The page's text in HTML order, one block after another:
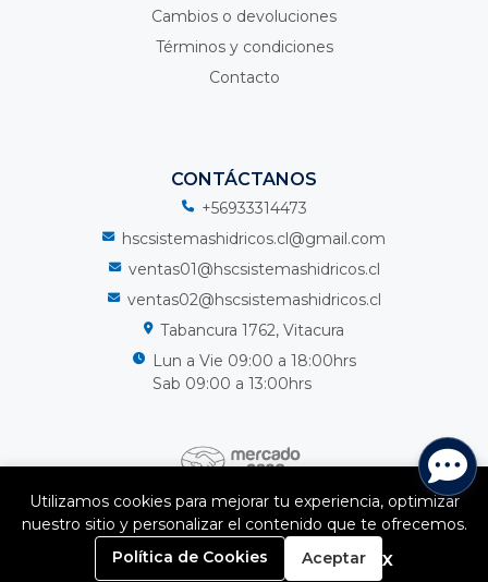
Cambios o devoluciones
Términos y condiciones
Contacto
CONTÁCTANOS
+56933314473
hscsistemashidricos.cl@gmail.com
ventas01@hscsistemashidricos.cl
ventas02@hscsistemashidricos.cl
Tabancura 1762, Vitacura
Lun a Vie 09:00 a 18:00hrs
Sab 09:00 a 13:00hrs
HSC Sistemas Hidricos Spa © 2026
¿Te gusta mi tienda? Yo vendo conBsale
0
Utilizamos cookies para mejorar tu experiencia, optimizar
nuestro sitio y personalizar el contenido que te ofrecemos.
Política de Cookies
Aceptar x